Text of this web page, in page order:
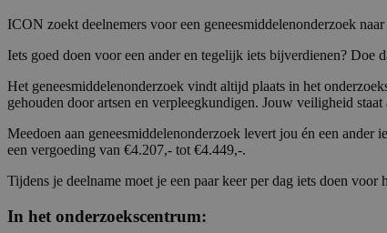
ICON zoekt deelnemers voor een geneesmiddelenonderzoek
Iets goed doen voor een ander en tegelijk iets bijverdienen? Doe
Het geneesmiddelenonderzoek vindt altijd plaats in het
gehouden door artsen en verpleegkundigen. Jouw veiligheid
Meedoen aan geneesmiddelenonderzoek levert jou én een
een vergoeding van €4.207,- tot €4.449,-.
Tijdens je deelname moet je een paar keer per dag iets doen
In het onderzoekscentrum: